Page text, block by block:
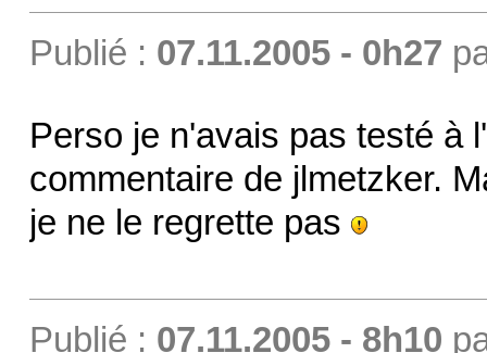
Publié : 07.11.2005 - 0h27
Perso je n'avais pas testé à
commentaire de jlmetzker.
je ne le regrette pas
Publié : 07.11.2005 - 8h10